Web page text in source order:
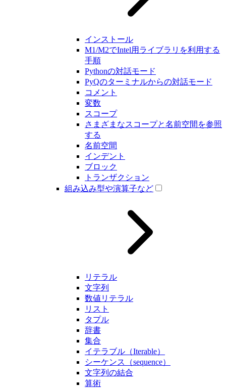
インストール
M1/M2でIntel用ライブラリを利用する
手順
Pythonの対話モード
PyQのターミナルからの対話モード
コメント
変数
スコープ
さまざまなスコープと名前空間を参照
する
名前空間
インデント
ブロック
トランザクション
組み込み型や演算子など
リテラル
文字列
数値リテラル
リスト
タプル
辞書
集合
イテラブル（Iterable）
シーケンス（sequence）
文字列の結合
算術